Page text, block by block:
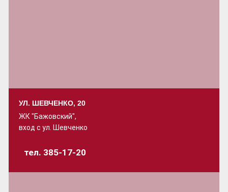
УЛ. ШЕВЧЕНКО, 20
ЖК "Бажовский",
вход с ул. Шевченко
тел. 385-17-20